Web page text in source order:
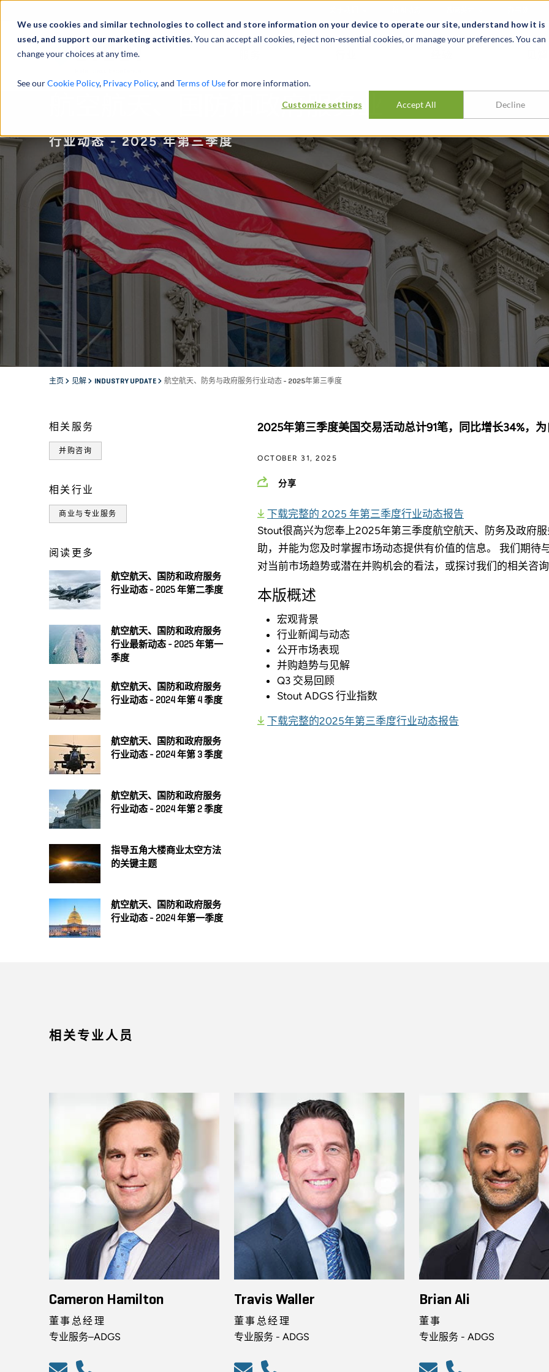
We use cookies and similar technologies to collect and store information on your device to operate our site, understand how it is
used, and support our marketing activities.You can accept all cookies, reject non-essential cookies, or manage your preferences. You can
change your choices at any time.
See ourCookie Policy, Privacy Policy, and Terms of Usefor more information.
Customize settings Accept All Decline
航空航天、国防和政府服务业
行业动态 - 2025 年第三季度
主页 见解 INDUSTRY UPDATE 航空航天、防务与政府服务行业动态 - 2025年第三季度
相关服务
并购咨询
相关行业
商业与专业服务
阅读更多
航空航天、国防和政府服务
行业动态 - 2025 年第二季度
航空航天、国防和政府服务
行业最新动态 - 2025 年第一
季度
航空航天、国防和政府服务
行业动态 - 2024 年第 4 季度
航空航天、国防和政府服务
行业动态 - 2024 年第 3 季度
航空航天、国防和政府服务
行业动态 - 2024 年第 2 季度
指导五角大楼商业太空方法
的关键主题
航空航天、国防和政府服务
行业动态 - 2024 年第一季度
2025年第三季度美国交易活动总计91笔，同比增长34%，
OCTOBER 31, 2025
分享
下载完整的 2025 年第三季度行业动态报告
Stout很高兴为您奉上2025年第三季度航空航天、防务及政府
助，并能为您及时掌握市场动态提供有价值的信息。 我们期
对当前市场趋势或潜在并购机会的看法，或探讨我们的相关咨
本版概述
宏观背景
行业新闻与动态
公开市场表现
并购趋势与见解
Q3 交易回顾
Stout ADGS 行业指数
下载完整的2025年第三季度行业动态报告
相关专业人员
Cameron Hamilton
董事总经理
专业服务–ADGS
Travis Waller
董事总经理
专业服务 - ADGS
Brian Ali
董事
专业服务 - ADGS